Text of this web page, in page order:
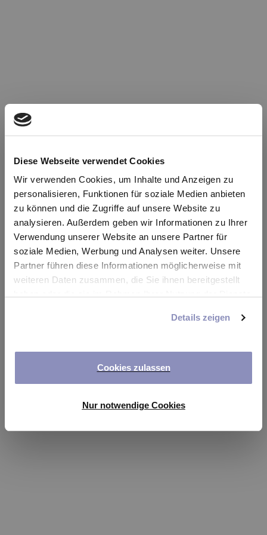
Diese Webseite verwendet Cookies
Wir verwenden Cookies, um Inhalte und Anzeigen zu
personalisieren, Funktionen für soziale Medien anbieten
zu können und die Zugriffe auf unsere Website zu
analysieren. Außerdem geben wir Informationen zu Ihrer
Verwendung unserer Website an unsere Partner für
soziale Medien, Werbung und Analysen weiter. Unsere
Partner führen diese Informationen möglicherweise mit
weiteren Daten zusammen, die Sie ihnen bereitgestellt
anpassen oder widerrufen. Weitere Details hierzu finden
Details zeigen
Cookies zulassen
Nur notwendige Cookies
Oops!
Something went wrong. Please try refreshing the
app
Refresh